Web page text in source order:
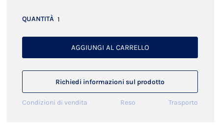
QUANTITÀ
AGGIUNGI AL CARRELLO
Richiedi informazioni sul prodotto
Condizioni di vendita Reso Trasporto